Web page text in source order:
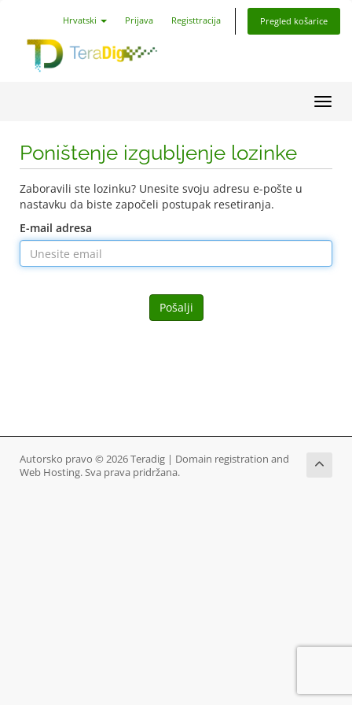
Hrvatski Prijava Registtracija Pregled košarice
Poništenje izgubljenje lozinke
Zaboravili ste lozinku? Unesite svoju adresu e-pošte u
nastavku da biste započeli postupak resetiranja.
E-mail adresa
Pošalji
Autorsko pravo © 2026 Teradig | Domain registration and
Web Hosting. Sva prava pridržana.